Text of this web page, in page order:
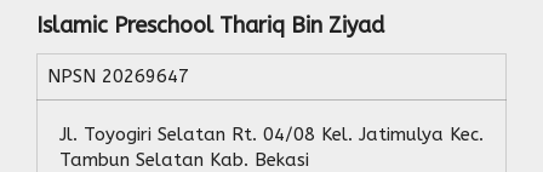
Islamic Preschool Thariq Bin Ziyad
NPSN 20269647
Jl. Toyogiri Selatan Rt. 04/08 Kel. Jatimulya Kec.
Tambun Selatan Kab. Bekasi